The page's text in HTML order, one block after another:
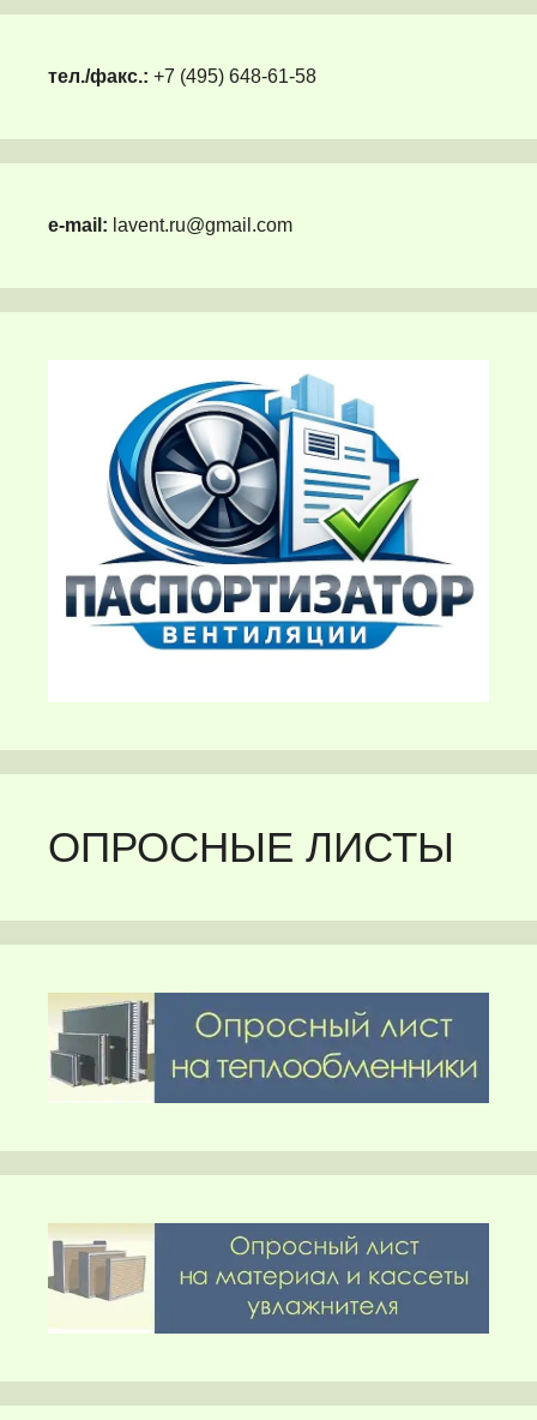
тел./факс.: +7 (495) 648-61-58
e-mail: lavent.ru@gmail.com
ОПРОСНЫЕ ЛИСТЫ